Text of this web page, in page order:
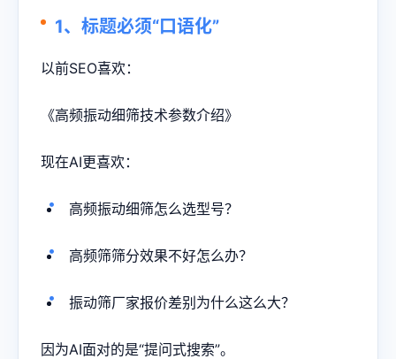
1、标题必须“口语化”
以前SEO喜欢：
《高频振动细筛技术参数介绍》
现在AI更喜欢：
高频振动细筛怎么选型号？
高频筛筛分效果不好怎么办？
振动筛厂家报价差别为什么这么大？
因为AI面对的是“提问式搜索”。